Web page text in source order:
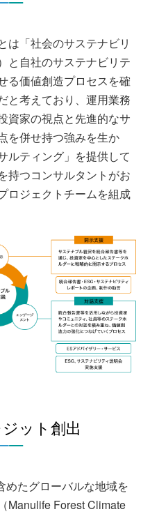
は「社会のサステナビリ
と自社のサステナビリテ
る価値創造プロセスを確
と考えており、運用業務
資家の視点と先進的なサ
を併せ持つ強みを生か
ルティング」を提供して
持つコンサルタントがお
ロジェクトチームを組成
ット創出
めたグローバルな地域を
Manulife Forest Climate